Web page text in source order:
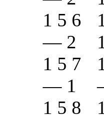
1 5 6
— 2
1 5 7
— 1
1 5 8